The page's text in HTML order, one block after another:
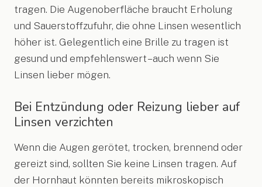
tragen. Die Augenoberfläche braucht Erholung
und Sauerstoffzufuhr, die ohne Linsen wesentlich
höher ist. Gelegentlich eine Brille zu tragen ist
gesund und empfehlenswert – auch wenn Sie
Linsen lieber mögen.
Bei Entzündung oder Reizung lieber auf
Linsen verzichten
Wenn die Augen gerötet, trocken, brennend oder
gereizt sind, sollten Sie keine Linsen tragen. Auf
der Hornhaut könnten bereits mikroskopisch